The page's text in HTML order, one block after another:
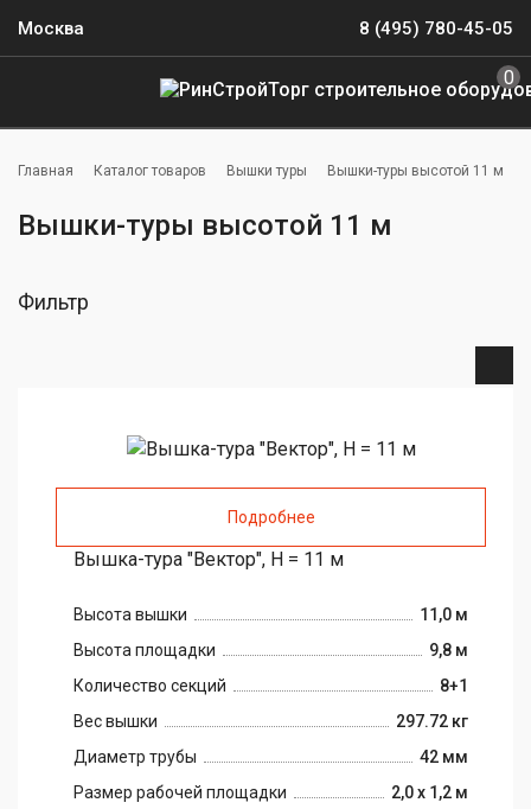
Москва 8 (495) 780-45-05
0
Главная Каталог товаров Вышки туры Вышки-туры высотой 11 м
Вышки-туры высотой 11 м
Фильтр
Подробнее
Вышка-тура "Вектор", H = 11 м
Высота вышки
11,0 м
Высота площадки
9,8 м
Количество секций
8+1
Вес вышки
297.72 кг
Диаметр трубы
42 мм
Размер рабочей площадки
2,0 х 1,2 м